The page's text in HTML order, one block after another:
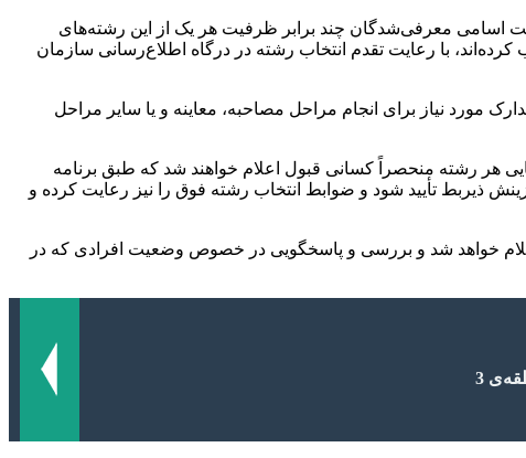
اسامی معرفی‌شدگان چند برابر ظرفیت هر یک از این رشته‌های
با رعایت تقدم انتخاب رشته در درگاه اطلاع‌رسانی سازمان
مورد نیاز برای انجام مراحل مصاحبه، معاینه و یا سایر مراحل
هر رشته منحصراً کسانی قبول اعلام خواهند شد که طبق برنامه
تأیید شود و ضوابط انتخاب رشته فوق را نیز رعایت کرده و
خواهد شد و بررسی و پاسخگویی در خصوص وضعیت افرادی که در